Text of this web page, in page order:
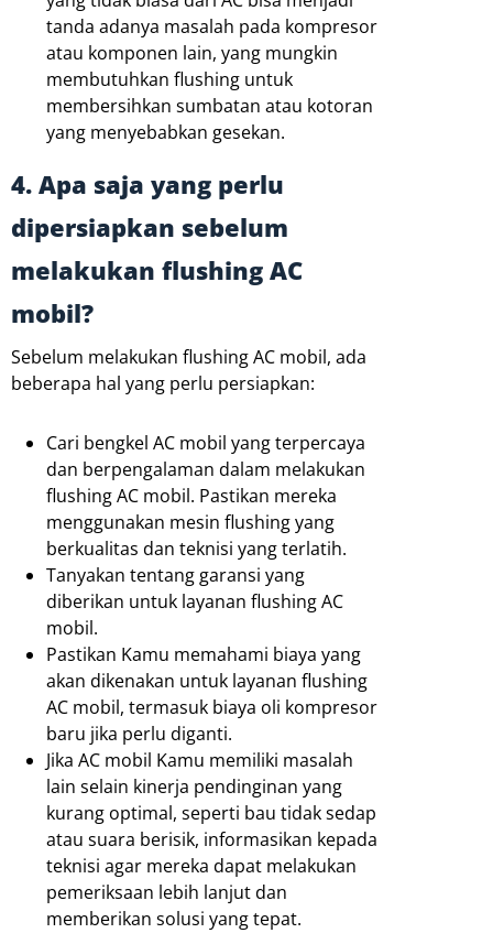
tanda adanya masalah pada kompresor
atau komponen lain, yang mungkin
membutuhkan flushing untuk
membersihkan sumbatan atau kotoran
yang menyebabkan gesekan.
4. Apa saja yang perlu
dipersiapkan sebelum
melakukan flushing AC
mobil?
Sebelum melakukan flushing AC mobil, ada
beberapa hal yang perlu persiapkan:
Cari bengkel AC mobil yang terpercaya
dan berpengalaman dalam melakukan
flushing AC mobil. Pastikan mereka
menggunakan mesin flushing yang
berkualitas dan teknisi yang terlatih.
Tanyakan tentang garansi yang
diberikan untuk layanan flushing AC
mobil.
Pastikan Kamu memahami biaya yang
akan dikenakan untuk layanan flushing
AC mobil, termasuk biaya oli kompresor
baru jika perlu diganti.
Jika AC mobil Kamu memiliki masalah
lain selain kinerja pendinginan yang
kurang optimal, seperti bau tidak sedap
atau suara berisik, informasikan kepada
teknisi agar mereka dapat melakukan
pemeriksaan lebih lanjut dan
memberikan solusi yang tepat.